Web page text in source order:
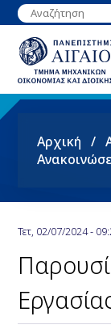
Παράκαμψη
προς
κυρίως
περιεχόμενο
Breadcrumb
Αρχική
Τετ, 02/07/2024 -